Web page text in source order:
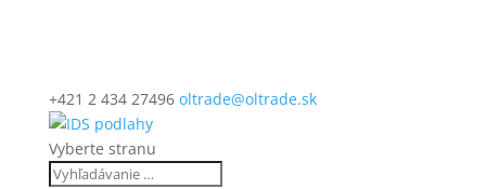
+421 2 434 27496 oltrade@oltrade.sk
Vyberte stranu